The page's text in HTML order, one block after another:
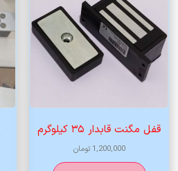
قفل مگنت قابدار ۳۵ کیلوگرم
1,200,000 تومان